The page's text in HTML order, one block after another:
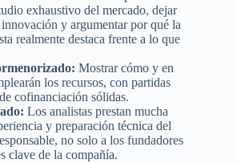
exhaustivo del mercado, dejar
y argumentar por qué la
realmente destaca frente a lo que
Mostrar cómo y en
los recursos, con partidas
cofinanciación sólidas.
Los analistas prestan mucha
y preparación técnica del
no solo a los fundadores
clave de la compañía.